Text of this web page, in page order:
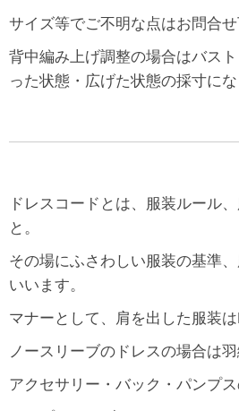
サイズ等でご不明な点はお問合せ
背中編み上げ調整の場合はバス
った状態・広げた状態の採寸にな
ドレスコードとは、服装ルール
と。
その場にふさわしい服装の基準
いいます。
マナーとして、肩を出した服装は
ノースリーブのドレスの場合は羽
アクセサリー・バック・パンプ